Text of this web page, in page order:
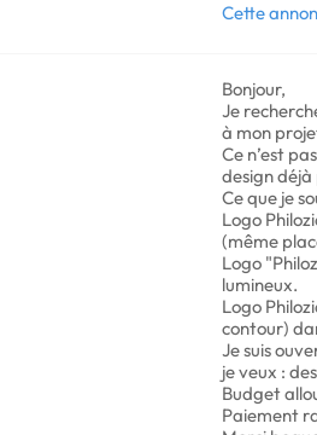
Cette
Bonjour,
Je
à mon
Ce n’est
design déjà
Ce que je
Logo
(même
Logo
lumineux.
Logo
contour)
Je suis
je veux :
Budget
Paiement